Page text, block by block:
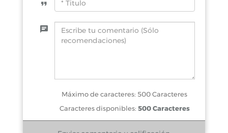
Máximo de caracteres: 500 Caracteres
Caracteres disponibles: 500 Caracteres